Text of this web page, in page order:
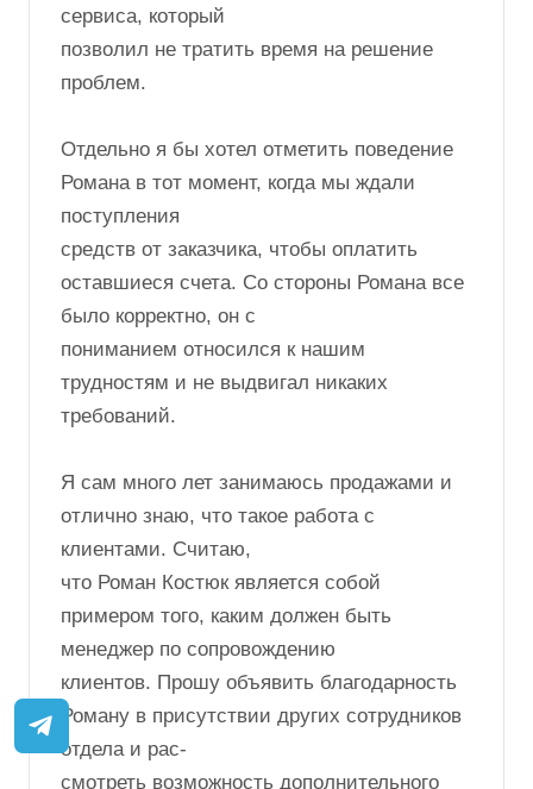
сервиса, который
позволил не тратить время на решение
проблем.
Отдельно я бы хотел отметить поведение
Романа в тот момент, когда мы ждали
поступления
средств от заказчика, чтобы оплатить
оставшиеся счета. Со стороны Романа все
было корректно, он с
пониманием относился к нашим
трудностям и не выдвигал никаких
требований.
Я сам много лет занимаюсь продажами и
отлично знаю, что такое работа с
клиентами. Считаю,
что Роман Костюк является собой
примером того, каким должен быть
менеджер по сопровождению
клиентов. Прошу объявить благодарность
Роману в присутствии других сотрудников
отдела и рас-
смотреть возможность дополнительного